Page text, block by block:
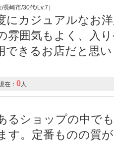
崎市/30代/Lv.7）
にカジュアルなお
雰囲気もよく、入
できるお店だと思
在： 0人
るショップの中で
す。定番ものの質